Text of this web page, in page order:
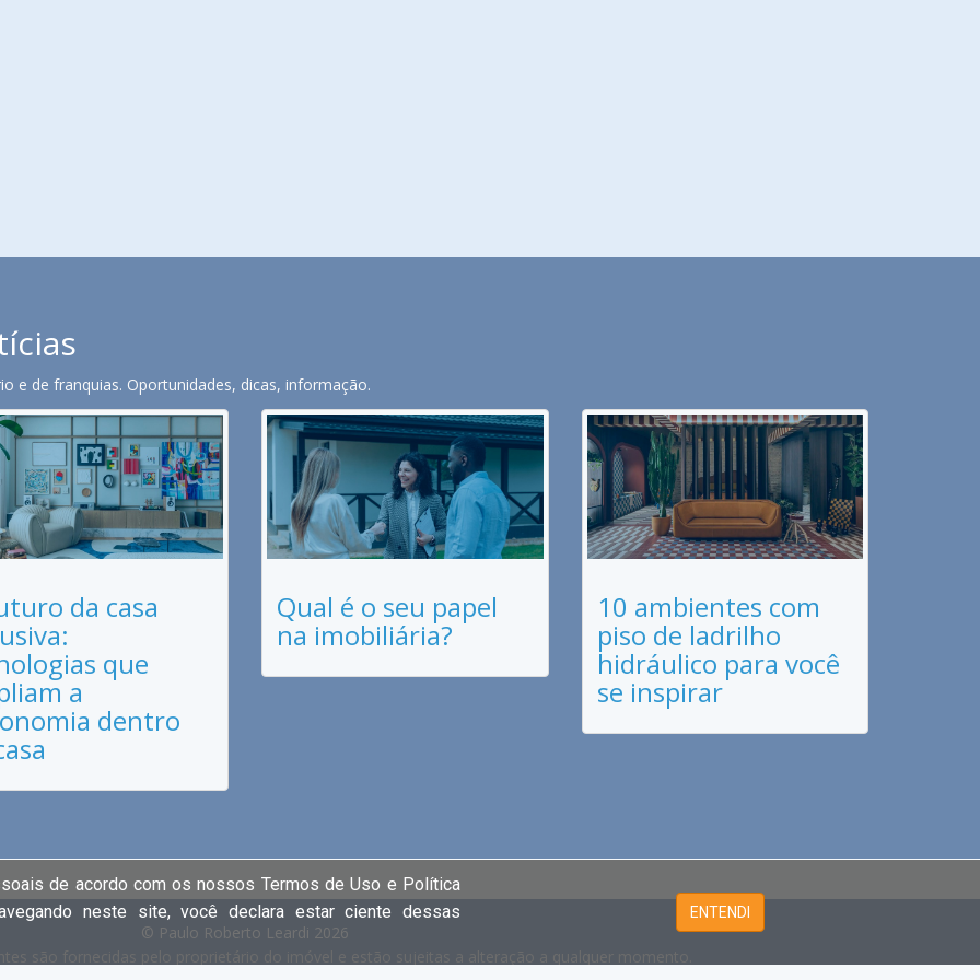
e de franquias. Oportunidades, dicas, informação.
da casa
que
a
dentro
Qual é o seu papel
na imobiliária?
10 ambientes com
piso de ladrilho
hidráulico para você
se inspirar
© Paulo Roberto Leardi 2026
de acordo com os nossos Termos de Uso e Política
neste site, você declara estar ciente dessas
ENTENDI